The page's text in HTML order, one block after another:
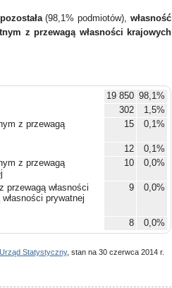
(98,1% podmiotów),własność
z przewagą własności krajowych
19 850 98,1%
302
1,5%
z przewagą
15 0,1%
12
0,1%
z przewagą
10 0,0%
przewagą własności
prywatnej
9 0,0%
8
0,0%
z przewagą
6 0,0%
Statystyczny, stan na 30 czerwca 2014 r.